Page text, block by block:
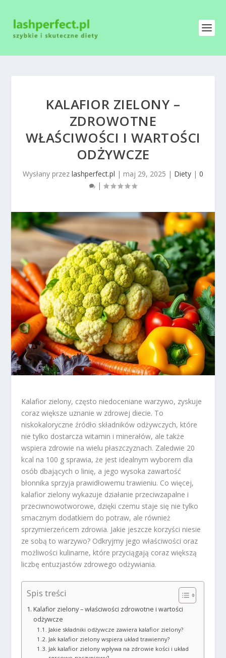
KALAFIOR ZIELONY –
ZDROWOTNE
WŁAŚCIWOŚCI I WARTOŚCI
ODŻYWCZE
Wysłany przez lashperfect.pl | maj 29, 2025 | Diety | 0
|
Kalafior zielony, często niedoceniane warzywo, zyskuje
coraz większe uznanie w zdrowej diecie. To
niskokaloryczne źródło składników odżywczych, które
nie tylko dostarcza witamin i minerałów, ale także
wspiera zdrowie na wielu płaszczyznach. Zaledwie 20
kcal na 100 g sprawia, że jest idealnym wyborem dla
osób dbających o linię, a jego wysoka zawartość
błonnika sprzyja prawidłowemu trawieniu. Co więcej,
kalafior zielony wykazuje działanie przeciwzapalne i
przeciwnowotworowe, dzięki czemu staje się nie tylko
smacznym dodatkiem do potraw, ale również
sprzymierzeńcem zdrowia. Jakie jeszcze korzyści niesie
ze sobą to warzywo? Odkryjmy jego właściwości oraz
możliwości kulinarne, które przyciągają coraz większą
liczbę entuzjastów zdrowego odżywiania.
Spis treści
Kalafior zielony – właściwości zdrowotne i wartości
odżywcze
Jakie składniki odżywcze zawiera kalafior zielony?
Jak kalafior zielony wspiera układ trawienny?
Jak kalafior zielony wpływa na zdrowie kości i układ